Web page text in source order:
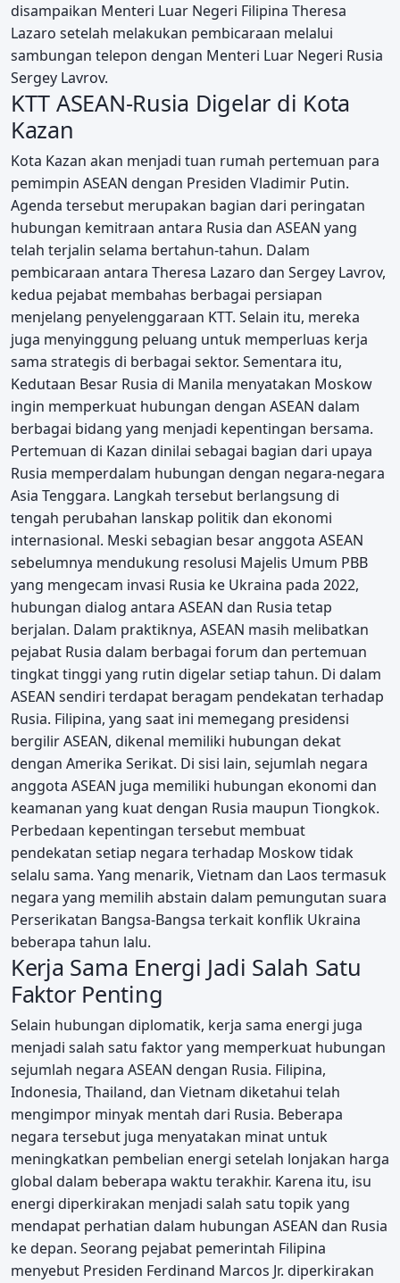
disampaikan Menteri Luar Negeri Filipina Theresa
Lazaro setelah melakukan pembicaraan melalui
sambungan telepon dengan Menteri Luar Negeri Rusia
Sergey Lavrov.
KTT ASEAN-Rusia Digelar di Kota
Kazan
Kota Kazan akan menjadi tuan rumah pertemuan para
pemimpin ASEAN dengan Presiden Vladimir Putin.
Agenda tersebut merupakan bagian dari peringatan
hubungan kemitraan antara Rusia dan ASEAN yang
telah terjalin selama bertahun-tahun. Dalam
pembicaraan antara Theresa Lazaro dan Sergey Lavrov,
kedua pejabat membahas berbagai persiapan
menjelang penyelenggaraan KTT. Selain itu, mereka
juga menyinggung peluang untuk memperluas kerja
sama strategis di berbagai sektor. Sementara itu,
Kedutaan Besar Rusia di Manila menyatakan Moskow
ingin memperkuat hubungan dengan ASEAN dalam
berbagai bidang yang menjadi kepentingan bersama.
Pertemuan di Kazan dinilai sebagai bagian dari upaya
Rusia memperdalam hubungan dengan negara-negara
Asia Tenggara. Langkah tersebut berlangsung di
tengah perubahan lanskap politik dan ekonomi
internasional. Meski sebagian besar anggota ASEAN
sebelumnya mendukung resolusi Majelis Umum PBB
yang mengecam invasi Rusia ke Ukraina pada 2022,
hubungan dialog antara ASEAN dan Rusia tetap
berjalan. Dalam praktiknya, ASEAN masih melibatkan
pejabat Rusia dalam berbagai forum dan pertemuan
tingkat tinggi yang rutin digelar setiap tahun. Di dalam
ASEAN sendiri terdapat beragam pendekatan terhadap
Rusia. Filipina, yang saat ini memegang presidensi
bergilir ASEAN, dikenal memiliki hubungan dekat
dengan Amerika Serikat. Di sisi lain, sejumlah negara
anggota ASEAN juga memiliki hubungan ekonomi dan
keamanan yang kuat dengan Rusia maupun Tiongkok.
Perbedaan kepentingan tersebut membuat
pendekatan setiap negara terhadap Moskow tidak
selalu sama. Yang menarik, Vietnam dan Laos termasuk
negara yang memilih abstain dalam pemungutan suara
Perserikatan Bangsa-Bangsa terkait konflik Ukraina
beberapa tahun lalu.
Kerja Sama Energi Jadi Salah Satu
Faktor Penting
Selain hubungan diplomatik, kerja sama energi juga
menjadi salah satu faktor yang memperkuat hubungan
sejumlah negara ASEAN dengan Rusia. Filipina,
Indonesia, Thailand, dan Vietnam diketahui telah
mengimpor minyak mentah dari Rusia. Beberapa
negara tersebut juga menyatakan minat untuk
meningkatkan pembelian energi setelah lonjakan harga
global dalam beberapa waktu terakhir. Karena itu, isu
energi diperkirakan menjadi salah satu topik yang
mendapat perhatian dalam hubungan ASEAN dan Rusia
ke depan. Seorang pejabat pemerintah Filipina
menyebut Presiden Ferdinand Marcos Jr. diperkirakan